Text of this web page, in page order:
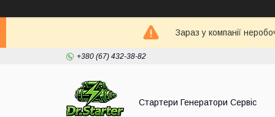
Зараз у компанії
+380 (67) 432-38-82
Стартери Генератори Сервіс